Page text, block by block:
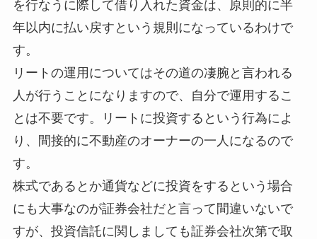
を行なうに際して借り入れた資金は、原則的に半
年以内に払い戻すという規則になっているわけで
す。
リートの運用についてはその道の凄腕と言われる
人が行うことになりますので、自分で運用するこ
とは不要です。リートに投資するという行為によ
り、間接的に不動産のオーナーの一人になるので
す。
株式であるとか通貨などに投資をするという場合
にも大事なのが証券会社だと言って間違いないで
すが、投資信託に関しましても証券会社次第で取